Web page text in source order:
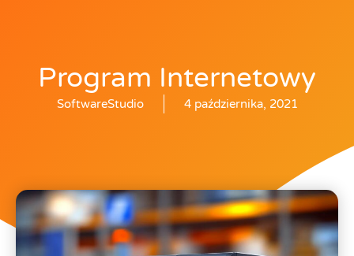
Program Internetowy
SoftwareStudio 4 października, 2021